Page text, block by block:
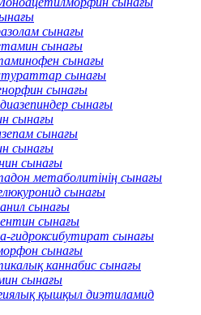
сынағы
сынағы
сынағы
сынағы
сынағы
сынағы
сынағы
сынағы
сынағы
сынағы
метаболитінің сынағы
сынағы
сынағы
сынағы
гидроксибутират сынағы
сынағы
каннабис сынағы
сынағы
қышқыл диэтиламид